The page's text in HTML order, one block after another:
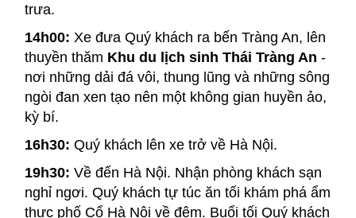
trưa.
14h00: Xe đưa Quý khách ra bến Tràng An, lên
thuyền thăm Khu du lịch sinh Thái Tràng An -
nơi những dải đá vôi, thung lũng và những sông
ngòi đan xen tạo nên một không gian huyền ảo,
kỳ bí.
16h30: Quý khách lên xe trở về Hà Nội.
19h30: Về đến Hà Nội. Nhận phòng khách sạn
nghỉ ngơi. Quý khách tự túc ăn tối khám phá ẩm
thực phố Cổ Hà Nội về đêm. Buổi tối Quý khách